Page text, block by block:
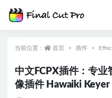
当前位置： 首页 插件
中文FCPX插件：专
像插件 Hawaiki